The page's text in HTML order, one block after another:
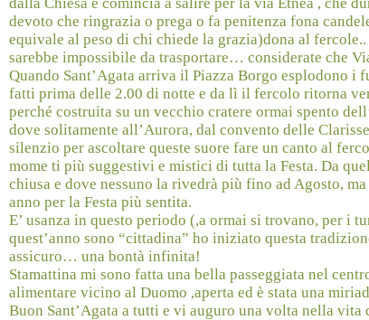
devoto che ringrazia o prega o fa penitenza fona
equivale al peso di chi chiede la grazia)dona al
sarebbe impossibile da trasportare… considerate che
Quando Sant’Agata arriva il Piazza Borgo esplodono
fatti prima delle 2.00 di notte e da lì il fercolo ritorna
perché costruita su un vecchio cratere ormai spento
dove solitamente all’Aurora, dal convento delle
silenzio per ascoltare queste suore fare un canto al
mome ti più suggestivi e mistici di tutta la Festa. Da
chiusa e dove nessuno la rivedrà più fino ad Agosto,
anno per la Festa più sentita.
E’ usanza in questo periodo (,a ormai si trovano, per i
quest’anno sono “cittadina” ho iniziato questa
assicuro… una bontà infinita!
Stamattina mi sono fatta una bella passeggiata nel
alimentare vicino al Duomo ,aperta ed è stata una
Buon Sant’Agata a tutti e vi auguro una volta nella